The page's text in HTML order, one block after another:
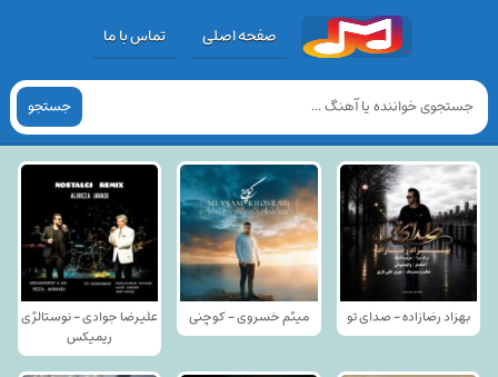
صفحه اصلی تماس با ما
جستجو
بهزاد رضازاده - صدای تو میثم خسروی - کوچنی
علیرضا جوادی - نوستالژی
ریمیکس